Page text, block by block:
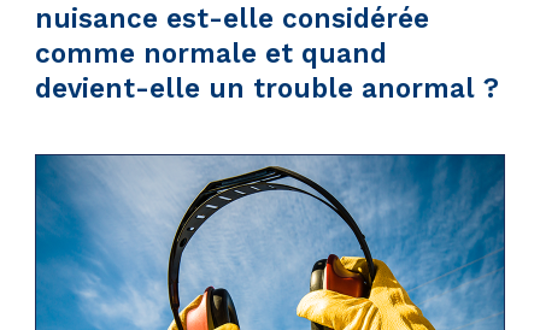
nuisance est-elle considérée
comme normale et quand
devient-elle un trouble anormal ?